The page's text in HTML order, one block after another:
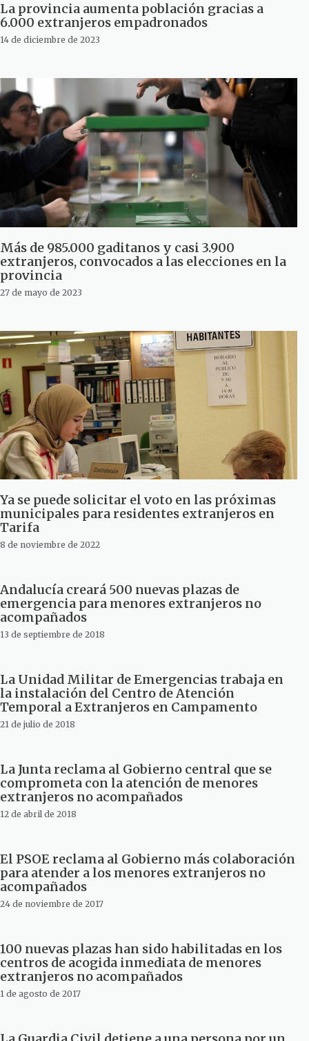
La provincia aumenta población gracias a
6.000 extranjeros empadronados
14 de diciembre de 2023
Más de 985.000 gaditanos y casi 3.900
extranjeros, convocados a las elecciones en la
provincia
27 de mayo de 2023
Ya se puede solicitar el voto en las próximas
municipales para residentes extranjeros en
Tarifa
8 de noviembre de 2022
Andalucía creará 500 nuevas plazas de
emergencia para menores extranjeros no
acompañados
13 de septiembre de 2018
La Unidad Militar de Emergencias trabaja en
la instalación del Centro de Atención
Temporal a Extranjeros en Campamento
21 de julio de 2018
La Junta reclama al Gobierno central que se
comprometa con la atención de menores
extranjeros no acompañados
12 de abril de 2018
El PSOE reclama al Gobierno más colaboración
para atender a los menores extranjeros no
acompañados
24 de noviembre de 2017
100 nuevas plazas han sido habilitadas en los
centros de acogida inmediata de menores
extranjeros no acompañados
1 de agosto de 2017